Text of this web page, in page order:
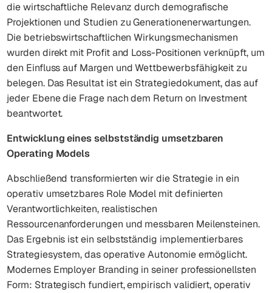
die wirtschaftliche Relevanz durch demografische
Projektionen und Studien zu Generationenerwartungen.
Die betriebswirtschaftlichen Wirkungsmechanismen
wurden direkt mit Profit and Loss-Positionen verknüpft, um
den Einfluss auf Margen und Wettbewerbsfähigkeit zu
belegen. Das Resultat ist ein Strategiedokument, das auf
jeder Ebene die Frage nach dem Return on Investment
beantwortet.
Entwicklung eines selbstständig umsetzbaren
Operating Models
Abschließend transformierten wir die Strategie in ein
operativ umsetzbares Role Model mit definierten
Verantwortlichkeiten, realistischen
Ressourcenanforderungen und messbaren Meilensteinen.
Das Ergebnis ist ein selbstständig implementierbares
Strategiesystem, das operative Autonomie ermöglicht.
Modernes Employer Branding in seiner professionellsten
Form: Strategisch fundiert, empirisch validiert, operativ